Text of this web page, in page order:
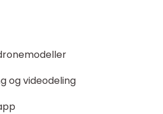
og videodeling